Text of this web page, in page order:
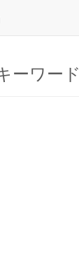
ーワード